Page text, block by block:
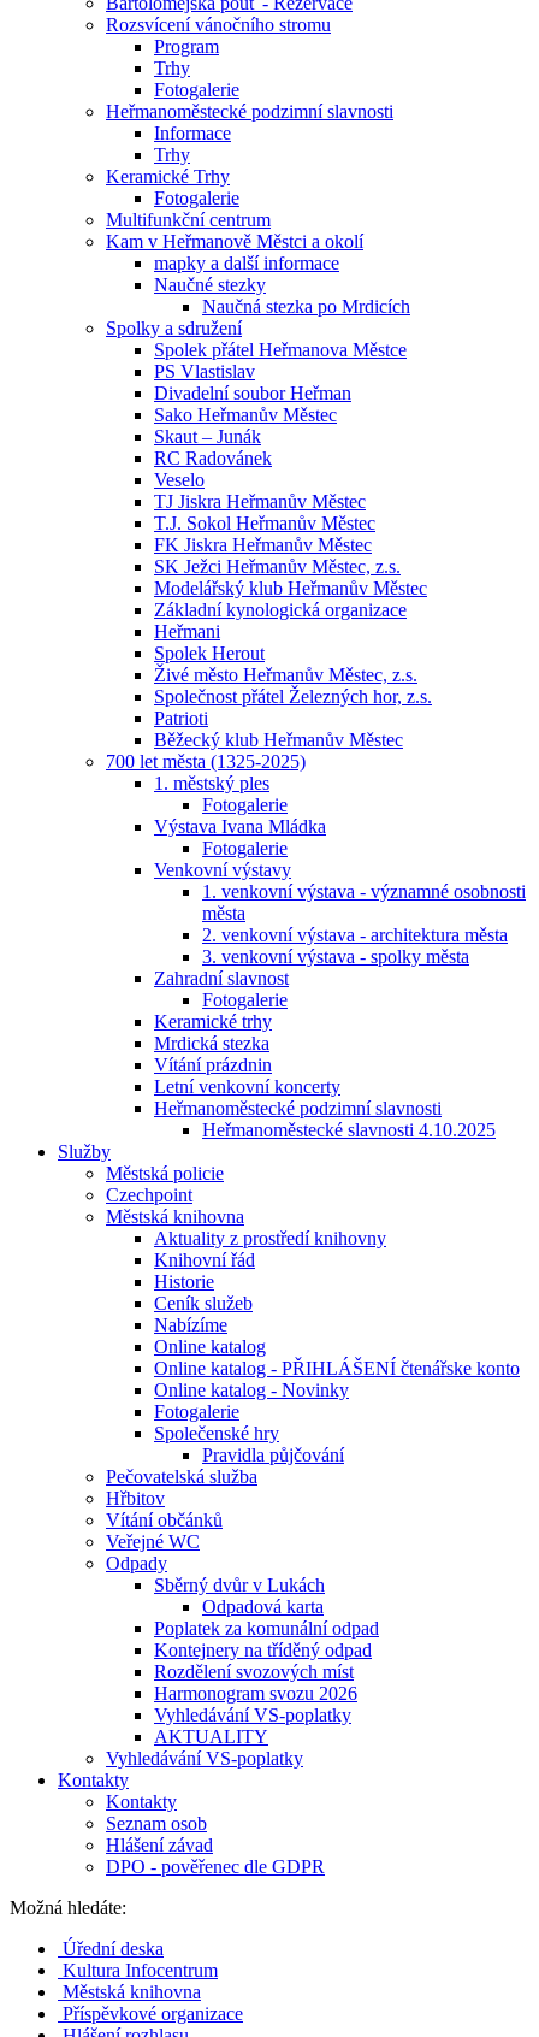
Rozsvícení vánočního stromu
Program
Trhy
Fotogalerie
Heřmanoměstecké podzimní slavnosti
Informace
Trhy
Keramické Trhy
Fotogalerie
Multifunkční centrum
Kam v Heřmanově Městci a okolí
mapky a další informace
Naučné stezky
Naučná stezka po Mrdicích
Spolky a sdružení
Spolek přátel Heřmanova Městce
PS Vlastislav
Divadelní soubor Heřman
Sako Heřmanův Městec
Skaut – Junák
RC Radovánek
Veselo
TJ Jiskra Heřmanův Městec
T.J. Sokol Heřmanův Městec
FK Jiskra Heřmanův Městec
SK Ježci Heřmanův Městec, z.s.
Modelářský klub Heřmanův Městec
Základní kynologická organizace
Heřmani
Spolek Herout
Živé město Heřmanův Městec, z.s.
Společnost přátel Železných hor, z.s.
Patrioti
Běžecký klub Heřmanův Městec
700 let města (1325-2025)
1. městský ples
Fotogalerie
Výstava Ivana Mládka
Fotogalerie
Venkovní výstavy
1. venkovní výstava - významné osobnosti
města
2. venkovní výstava - architektura města
3. venkovní výstava - spolky města
Zahradní slavnost
Fotogalerie
Keramické trhy
Mrdická stezka
Vítání prázdnin
Letní venkovní koncerty
Heřmanoměstecké podzimní slavnosti
Heřmanoměstecké slavnosti 4.10.2025
Služby
Městská policie
Czechpoint
Městská knihovna
Aktuality z prostředí knihovny
Knihovní řád
Historie
Ceník služeb
Nabízíme
Online katalog
Online katalog - PŘIHLÁŠENÍ čtenářske konto
Online katalog - Novinky
Fotogalerie
Společenské hry
Pravidla půjčování
Pečovatelská služba
Hřbitov
Vítání občánků
Veřejné WC
Odpady
Sběrný dvůr v Lukách
Odpadová karta
Poplatek za komunální odpad
Kontejnery na tříděný odpad
Rozdělení svozových míst
Harmonogram svozu 2026
Vyhledávání VS-poplatky
AKTUALITY
Vyhledávání VS-poplatky
Kontakty
Kontakty
Seznam osob
Hlášení závad
DPO - pověřenec dle GDPR
Možná hledáte:
Úřední deska
Kultura Infocentrum
Městská knihovna
Příspěvkové organizace